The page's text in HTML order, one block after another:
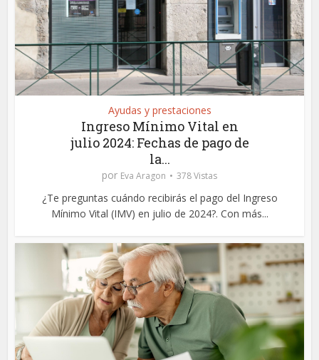
Ayudas y prestaciones
Ingreso Mínimo Vital en
julio 2024: Fechas de pago de
la...
por Eva Aragon 378 Vistas
¿Te preguntas cuándo recibirás el pago del Ingreso
Mínimo Vital (IMV) en julio de 2024?. Con más...